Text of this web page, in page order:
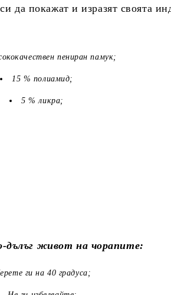
да покажат и изразят своята
пениран памук;
15 % полиамид;
5 % ликра;
дълъг живот на чорапите:
ги на 40 градуса;